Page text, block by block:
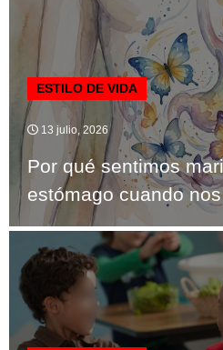
ESTILO DE VIDA
13 julio, 2026
Por qué sentimos
estómago cuando